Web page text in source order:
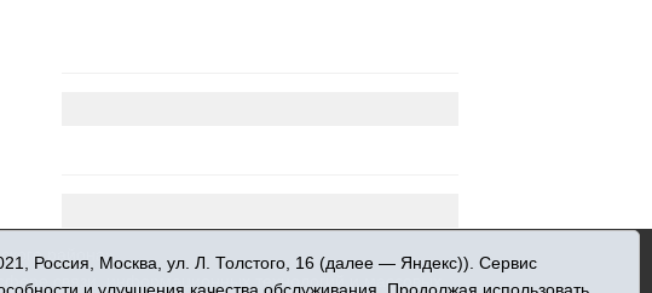
района»
связи, информационных технологий и массовых
Россия, Москва, ул. Л. Толстого, 16 (далее — Яндекс)). Сервис